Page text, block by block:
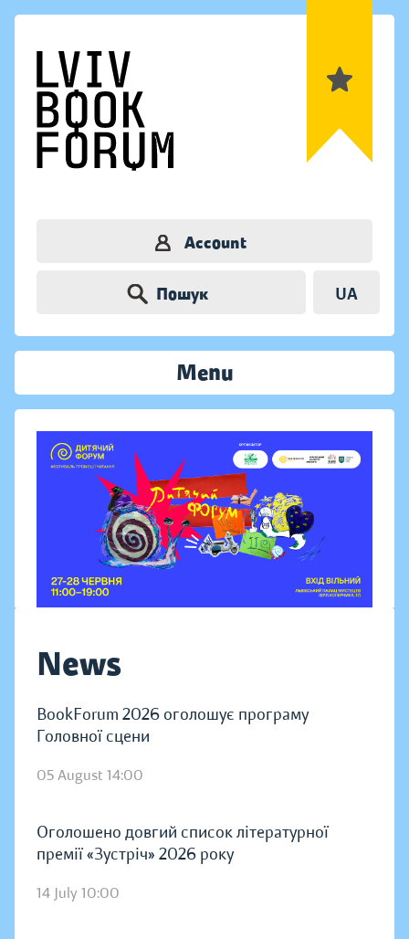
Account
Пошук UA
Menu
News
BookForum 2026 оголошує програму
Головної сцени
05 August 14:00
Оголошено довгий список літературної
премії «Зустріч» 2026 року
14 July 10:00